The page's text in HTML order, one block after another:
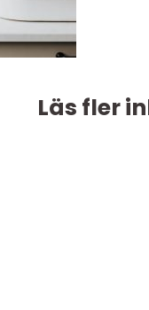
Läs fler